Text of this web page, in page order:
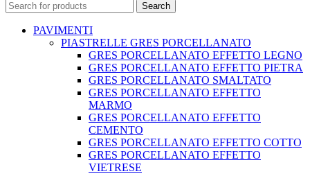
Search
PAVIMENTI
PIASTRELLE GRES PORCELLANATO
GRES PORCELLANATO EFFETTO LEGNO
GRES PORCELLANATO EFFETTO PIETRA
GRES PORCELLANATO SMALTATO
GRES PORCELLANATO EFFETTO
MARMO
GRES PORCELLANATO EFFETTO
CEMENTO
GRES PORCELLANATO EFFETTO COTTO
GRES PORCELLANATO EFFETTO
VIETRESE